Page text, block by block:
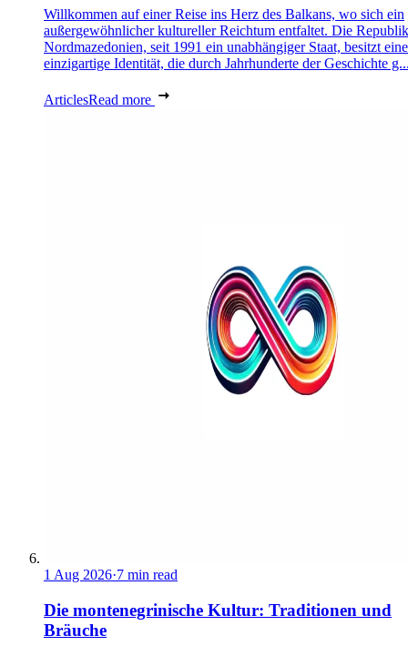
Willkommen auf einer Reise ins Herz des Balkans, wo sich ein
außergewöhnlicher kultureller Reichtum entfaltet. Die Republik
Nordmazedonien, seit 1991 ein unabhängiger Staat, besitzt eine
einzigartige Identität, die durch Jahrhunderte der Geschichte
ArticlesRead more
1 Aug 2026·7 min read
Die montenegrinische Kultur: Traditionen und
Bräuche